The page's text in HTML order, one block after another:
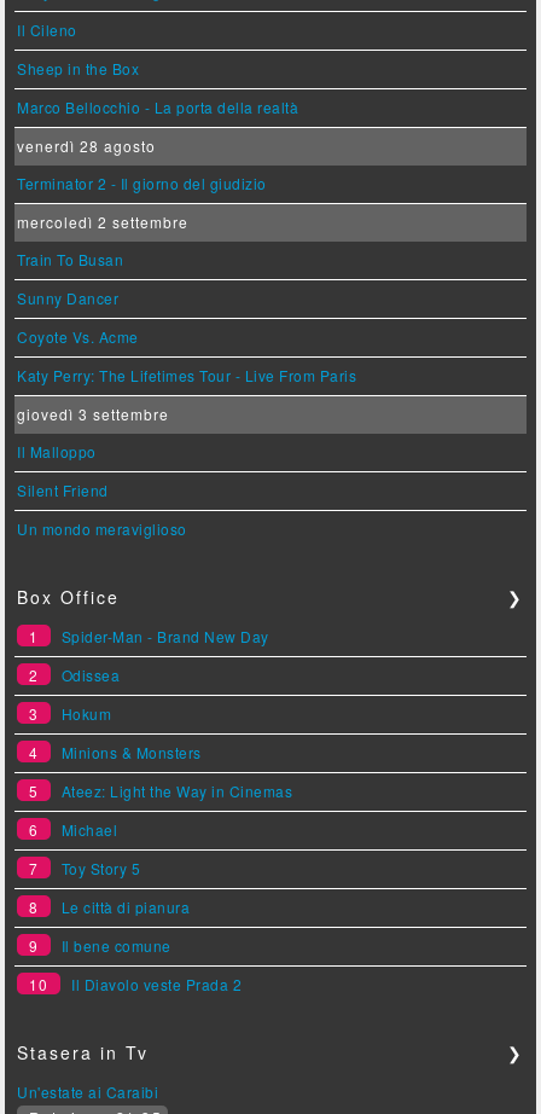
Il Cileno
Sheep in the Box
Marco Bellocchio - La porta della realtà
venerdì 28 agosto
Terminator 2 - Il giorno del giudizio
mercoledì 2 settembre
Train To Busan
Sunny Dancer
Coyote Vs. Acme
Katy Perry: The Lifetimes Tour - Live From Paris
giovedì 3 settembre
Il Malloppo
Silent Friend
Un mondo meraviglioso
Box Office ❯
1
Spider-Man - Brand New Day
2
Odissea
3
Hokum
4
Minions & Monsters
5
Ateez: Light the Way in Cinemas
6
Michael
7
Toy Story 5
8
Le città di pianura
9
Il bene comune
10
Il Diavolo veste Prada 2
Stasera in Tv ❯
Un'estate ai Caraibi